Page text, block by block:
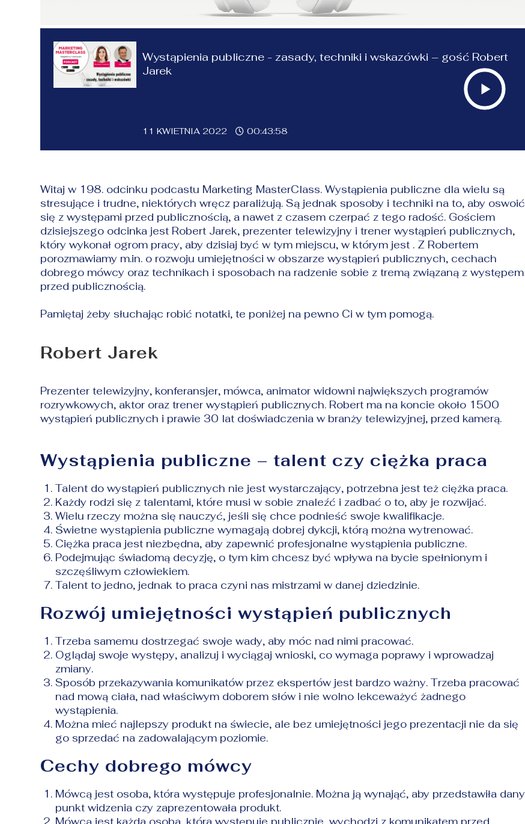
Wystąpienia publiczne - zasady, techniki i wskazówki – gość Robert
Jarek
11 KWIETNIA 2022 00:43:58
Witaj w 198. odcinku podcastu Marketing MasterClass. Wystąpienia publiczne dla wielu są
stresujące i trudne, niektórych wręcz paraliżują. Są jednak sposoby i techniki na to, aby oswoić
się z występami przed publicznością, a nawet z czasem czerpać z tego radość. Gościem
dzisiejszego odcinka jest Robert Jarek, prezenter telewizyjny i trener wystąpień publicznych,
który wykonał ogrom pracy, aby dzisiaj być w tym miejscu, w którym jest . Z Robertem
porozmawiamy m.in. o rozwoju umiejętności w obszarze wystąpień publicznych, cechach
dobrego mówcy oraz technikach i sposobach na radzenie sobie z tremą związaną z występem
przed publicznością.
Pamiętaj żeby słuchając robić notatki, te poniżej na pewno Ci w tym pomogą.
Robert Jarek
Prezenter telewizyjny, konferansjer, mówca, animator widowni największych programów
rozrywkowych, aktor oraz trener wystąpień publicznych. Robert ma na koncie około 1500
wystąpień publicznych i prawie 30 lat doświadczenia w branży telewizyjnej, przed kamerą.
Wystąpienia publiczne – talent czy ciężka praca
Talent do wystąpień publicznych nie jest wystarczający, potrzebna jest też ciężka praca.
Każdy rodzi się z talentami, które musi w sobie znaleźć i zadbać o to, aby je rozwijać.
Wielu rzeczy można się nauczyć, jeśli się chce podnieść swoje kwalifikacje.
Świetne wystąpienia publiczne wymagają dobrej dykcji, którą można wytrenować.
Ciężka praca jest niezbędna, aby zapewnić profesjonalne wystąpienia publiczne.
Podejmując świadomą decyzję, o tym kim chcesz być wpływa na bycie spełnionym i
szczęśliwym człowiekiem.
Talent to jedno, jednak to praca czyni nas mistrzami w danej dziedzinie.
Rozwój umiejętności wystąpień publicznych
Trzeba samemu dostrzegać swoje wady, aby móc nad nimi pracować.
Oglądaj swoje występy, analizuj i wyciągaj wnioski, co wymaga poprawy i wprowadzaj
zmiany.
Sposób przekazywania komunikatów przez ekspertów jest bardzo ważny. Trzeba pracować
nad mową ciała, nad właściwym doborem słów i nie wolno lekceważyć żadnego
wystąpienia.
Można mieć najlepszy produkt na świecie, ale bez umiejętności jego prezentacji nie da się
go sprzedać na zadowalającym poziomie.
Cechy dobrego mówcy
Mówcą jest osoba, która występuje profesjonalnie. Można ją wynająć, aby przedstawiła dany
punkt widzenia czy zaprezentowała produkt.